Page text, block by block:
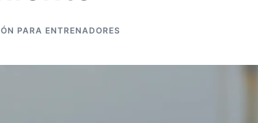
PARA ENTRENADORES